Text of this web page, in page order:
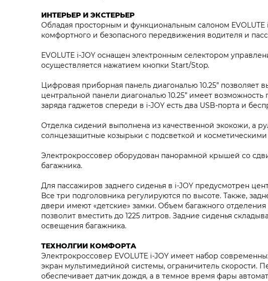
ИНТЕРЬЕР И ЭКСТЕРЬЕР
Обладая просторным и функциональным салоном EVOLUTE
комфортного и безопасного передвижения водителя и
EVOLUTE i‑JOY оснащен электронным селектором
осуществляется нажатием кнопки Start/Stop.
Цифровая приборная панель диагональю 10.25”
центральной панели диагональю 10.25” имеет
заряда гаджетов спереди в i‑JOY есть два USB-порта и
Отделка сидений выполнена из качественной экокожи, а
солнцезащитные козырьки с подсветкой и
Электрокроссовер оборудован панорамной крышей со
багажника.
Для пассажиров заднего сиденья в i‑JOY предусмотрен
Все три подголовника регулируются по высоте. Также,
двери имеют «детские» замки. Объем багажного
позволит вместить до 1225 литров. Задние сиденья
освещения багажника.
ТЕХНОЛГИИ КОМФОРТА
Электрокроссовер EVOLUTE i‑JOY имеет набор
экран мультимедийной системы, ограничитель
обеспечивает датчик дождя, а в темное время фары